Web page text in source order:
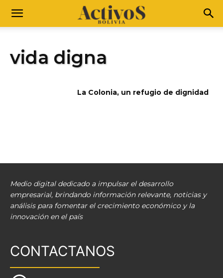
vida digna
La Colonia, un refugio de dignidad
Medio digital dedicado a impulsar el desarrollo
empresarial, brindando información relevante, noticias y
análisis para fomentar el crecimiento económico y la
innovación en el país
CONTACTANOS